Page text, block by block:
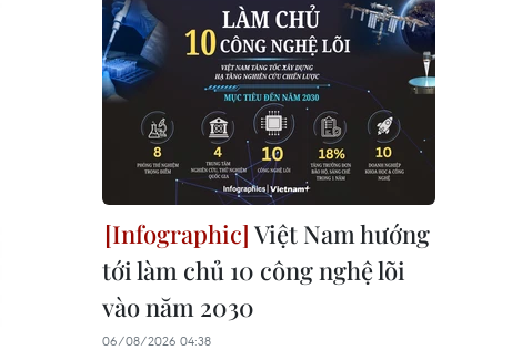
Việt Nam hướng
tới làm chủ 10 công nghệ lõi
vào năm 2030
06/08/2026 04:38